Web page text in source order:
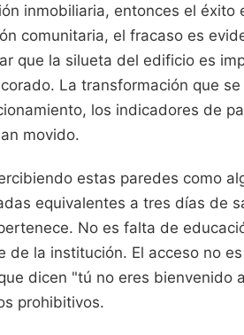
inmobiliaria, entonces el
comunitaria, el fracaso es
que la silueta del edificio es
La transformación que
los indicadores de
movido.
estas paredes como
equivalentes a tres días de
No es falta de
de la institución. El acceso no
dicen "tú no eres bienvenido
prohibitivos.